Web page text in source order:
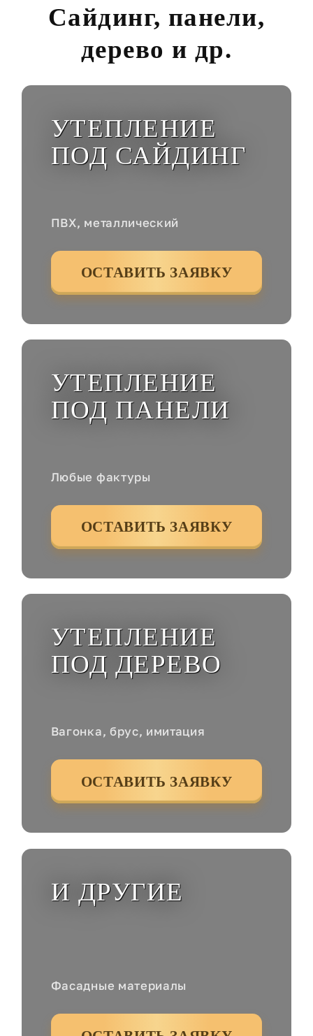
Сайдинг, панели,
дерево и др.
УТЕПЛЕНИЕ
ПОД САЙДИНГ
ПВХ, металлический
ОСТАВИТЬ ЗАЯВКУ
УТЕПЛЕНИЕ
ПОД ПАНЕЛИ
Любые фактуры
ОСТАВИТЬ ЗАЯВКУ
УТЕПЛЕНИЕ
ПОД ДЕРЕВО
Вагонка, брус, имитация
ОСТАВИТЬ ЗАЯВКУ
И ДРУГИЕ
Фасадные материалы